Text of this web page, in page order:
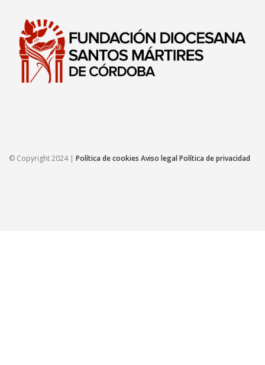
© Copyright 2024 | Política de cookies Aviso legalPolítica de privacidad